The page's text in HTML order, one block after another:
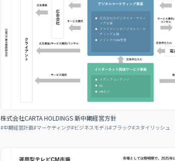
株式会社CARTA HOLDINGS 新中期経営方針
#中期経営計画#マーケティング#ビジネスモデル#ブラック#スタイリッシュ